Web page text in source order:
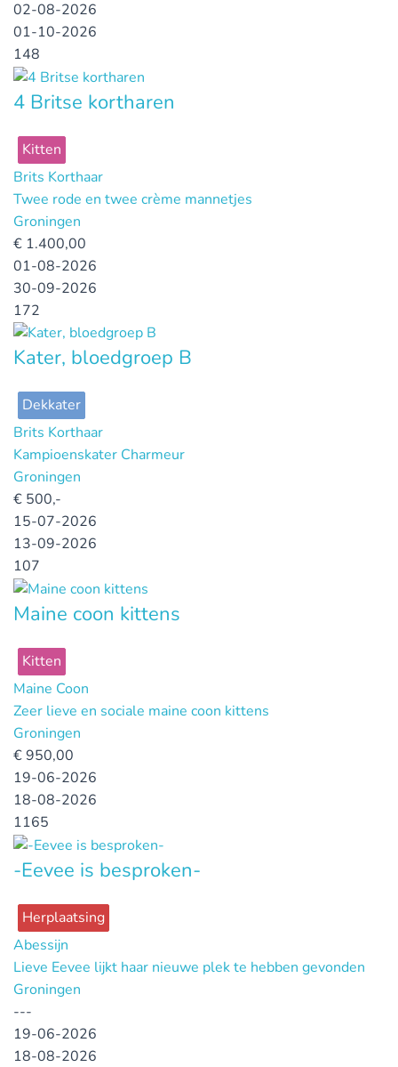
02-08-2026
01-10-2026
148
4 Britse kortharen
Kitten
Brits Korthaar
Twee rode en twee crème mannetjes
Groningen
€ 1.400,00
01-08-2026
30-09-2026
172
Kater, bloedgroep B
Dekkater
Brits Korthaar
Kampioenskater Charmeur
Groningen
€ 500,-
15-07-2026
13-09-2026
107
Maine coon kittens
Kitten
Maine Coon
Zeer lieve en sociale maine coon kittens
Groningen
€950,00
19-06-2026
18-08-2026
1165
-Eevee is besproken-
Herplaatsing
Abessijn
Lieve Eevee lijkt haar nieuwe plek te hebben gevonden
Groningen
---
19-06-2026
18-08-2026